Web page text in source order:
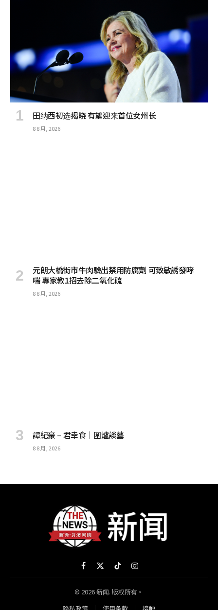
田纳西初选揭晓 有望迎来首位女州长
8 8 月, 2026
元朗大橋街市牛肉驗出禁用防腐劑 可致敏誘發哮
喘 專家教1招去除二氧化硫
8 8 月, 2026
譚紀豪 – 君幸食｜圍爐談藝
8 8 月, 2026
Facebook
X
(Twitter)
TikTokInstagram
© 2026 新闻. 版权所有。
隐私政策
使用条款 接触